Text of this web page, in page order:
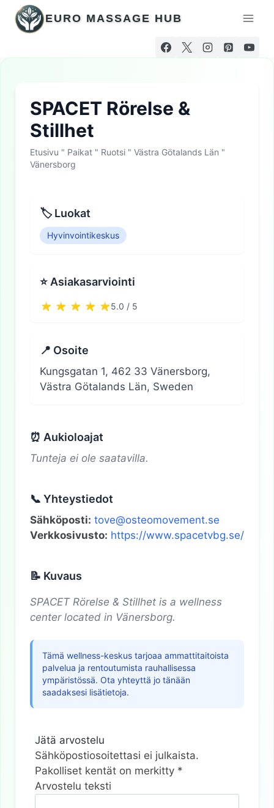
Siirry
sisältöön EURO MASSAGE HUB
SPACET Rörelse &
Stillhet
Etusivu " Paikat " Ruotsi " Västra Götalands Län "
Vänersborg
🏷 Luokat
Hyvinvointikeskus
⭐ Asiakasarviointi
5.0 / 5
📍 Osoite
Kungsgatan 1, 462 33 Vänersborg,
Västra Götalands Län, Sweden
⏰ Aukioloajat
Tunteja ei ole saatavilla.
📞 Yhteystiedot
Sähköposti: tove@osteomovement.se
Verkkosivusto: https://www.spacetvbg.se/
📝 Kuvaus
SPACET Rörelse & Stillhet is a wellness
center located in Vänersborg.
Tämä wellness-keskus tarjoaa ammattitaitoista
palvelua ja rentoutumista rauhallisessa
ympäristössä. Ota yhteyttä jo tänään
saadaksesi lisätietoja.
Jätä arvostelu
Sähköpostiosoitettasi ei julkaista.
Pakolliset kentät on merkitty *
Arvostelu teksti